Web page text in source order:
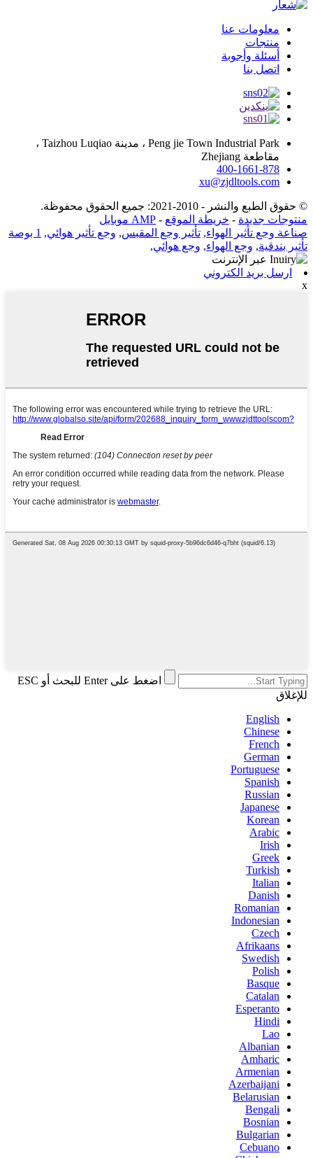
معلومات عنا
منتجات
أسئلة وأجوبة
اتصل بنا
Peng jie Town Industrial Park ، مدينة Taizhou Luqiao ،
مقاطعة Zhejiang
400-1661-878
xu@zjdltools.com
© حقوق الطبع والنشر - 2010-2021: جميع الحقوق محفوظة.
منتوجات جديدة - خريطة الموقع - AMP موبايل
صناعة وجع تأثير الهواء, تأثير وجع المقبس, وجع تأثير هوائي,
1 بوصة
تأثير بندقية, وجع الهواء, وجع هوائي,
ارسل بريد الكتروني
x
اضغط على Enter للبحث أو ESC
للإغلاق
English
Chinese
French
German
Portuguese
Spanish
Russian
Japanese
Korean
Arabic
Irish
Greek
Turkish
Italian
Danish
Romanian
Indonesian
Czech
Afrikaans
Swedish
Polish
Basque
Catalan
Esperanto
Hindi
Lao
Albanian
Amharic
Armenian
Azerbaijani
Belarusian
Bengali
Bosnian
Bulgarian
Cebuano